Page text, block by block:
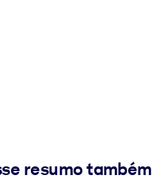
resumo também